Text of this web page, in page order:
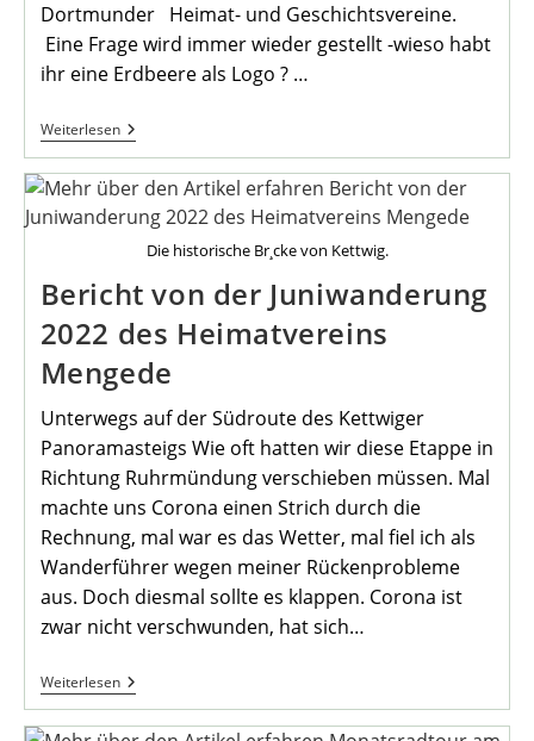
Dortmunder Heimat- und Geschichtsvereine.
Eine Frage wird immer wieder gestellt -wieso habt
ihr eine Erdbeere als Logo ? …
WeiterlesenJuli-
Stammtisch
Die historische Br¸cke von Kettwig.
Bericht von der Juniwanderung
2022 des Heimatvereins
Mengede
Unterwegs auf der Südroute des Kettwiger
Panoramasteigs Wie oft hatten wir diese Etappe in
Richtung Ruhrmündung verschieben müssen. Mal
machte uns Corona einen Strich durch die
Rechnung, mal war es das Wetter, mal fiel ich als
Wanderführer wegen meiner Rückenprobleme
aus. Doch diesmal sollte es klappen. Corona ist
zwar nicht verschwunden, hat sich…
WeiterlesenBericht
Von